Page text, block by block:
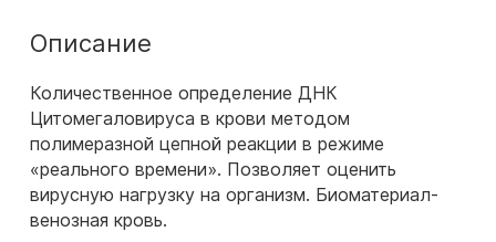
Описание
Количественное определение ДНК
Цитомегаловируса в крови методом
полимеразной цепной реакции в режиме
«реального времени». Позволяет оценить
вирусную нагрузку на организм. Биоматериал-
венозная кровь.